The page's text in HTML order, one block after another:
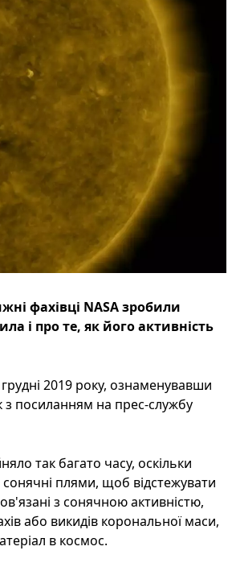
фахівці NASA зробили
і про те, як його активність
2019 року, ознаменувавши
з посиланням на прес-службу
так багато часу, оскільки
плями, щоб відстежувати
з сонячною активністю,
або викидів корональної маси,
в космос.